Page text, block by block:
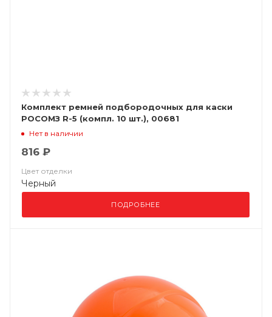
Комплект ремней подбородочных для каски
РОСОМЗ R-5 (компл. 10 шт.), 00681
Нет в наличии
816 ₽
Цвет отделки
Черный
ПОДРОБНЕЕ